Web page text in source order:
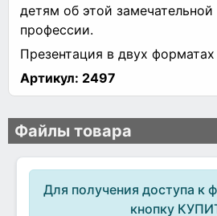
детям об этой
профессии.
Презентация в двух
Артикул: 2497
Файлы товара
Для получения доступа к
кнопку